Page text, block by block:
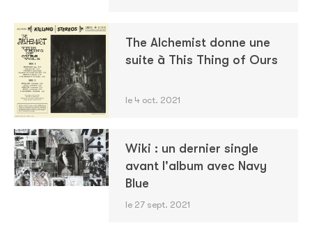
The Alchemist donne une
suite à This Thing of Ours
le 4 oct. 2021
Wiki : un dernier single
avant l'album avec Navy
Blue
le 27 sept. 2021